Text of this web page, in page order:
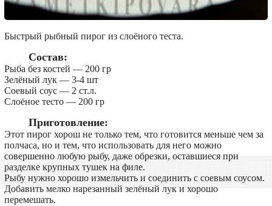
Быстрый рыбный пирог из слоёного теста.
Состав:
Рыба без костей — 200 гр
Зелёный лук — 3-4 шт
Соевый соус — 2 ст.л.
Слоёное тесто — 200 гр
Приготовление:
Этот пирог хорош не только тем, что готовится меньше чем за
полчаса, но и тем, что использовать для него можно
совершенно любую рыбу, даже обрезки, оставшиеся при
разделке крупных тушек на филе.
Рыбу нужно хорошо измельчить и соединить с соевым соусом.
Добавить мелко нарезанный зелёный лук и хорошо
перемешать.